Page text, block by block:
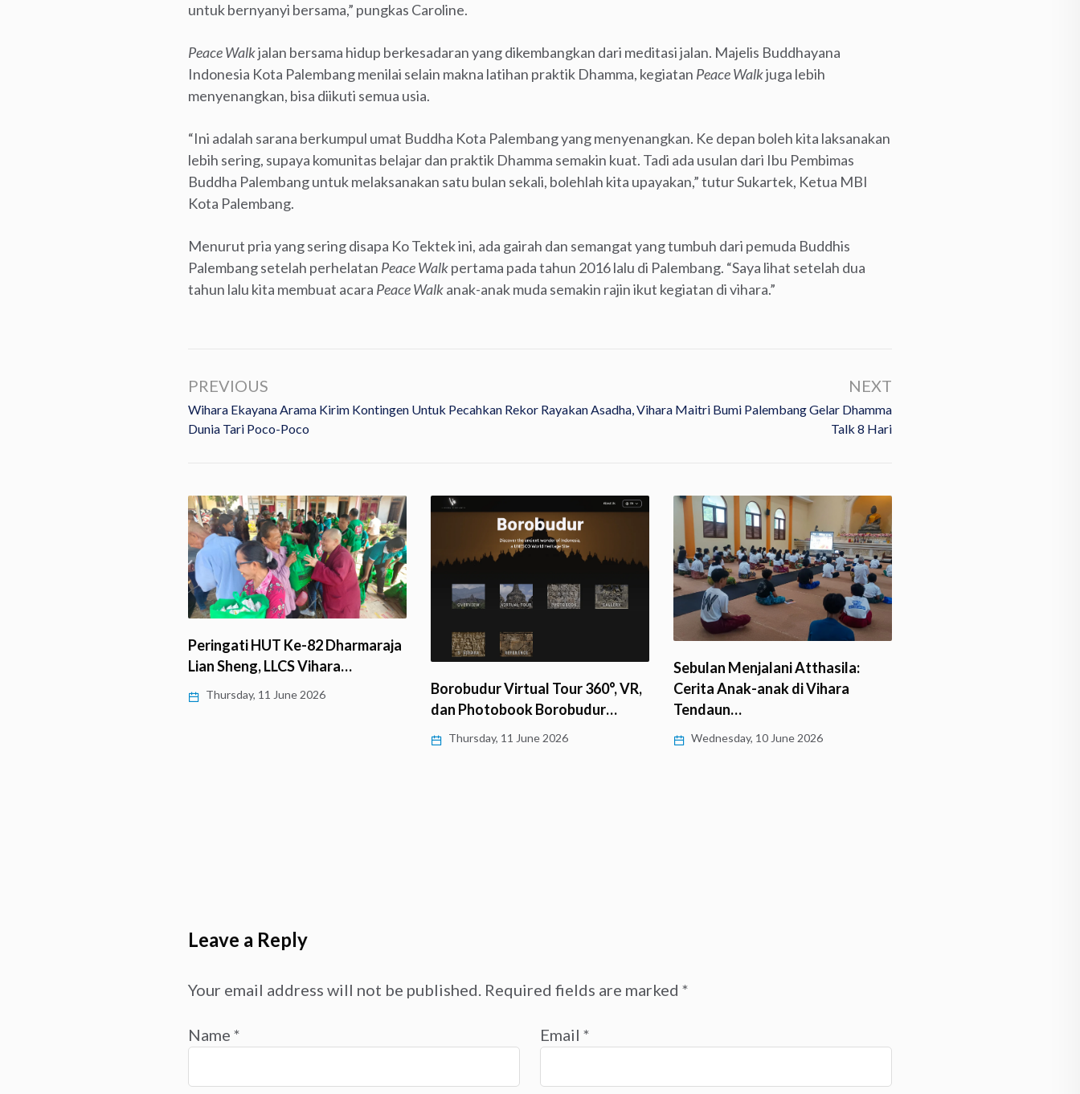
untuk bernyanyi bersama,” pungkas Caroline.
Peace Walkjalan bersama hidup berkesadaran yang dikembangkan dari meditasi jalan. Majelis Buddhayana
Indonesia Kota Palembang menilai selain makna latihan praktik Dhamma, kegiatan Peace Walkjuga lebih
menyenangkan, bisa diikuti semua usia.
“Ini adalah sarana berkumpul umat Buddha Kota Palembang yang menyenangkan. Ke depan boleh kita laksanakan
lebih sering, supaya komunitas belajar dan praktik Dhamma semakin kuat. Tadi ada usulan dari Ibu Pembimas
Buddha Palembang untuk melaksanakan satu bulan sekali, bolehlah kita upayakan,” tutur Sukartek, Ketua MBI
Kota Palembang.
Menurut pria yang sering disapa Ko Tektek ini, ada gairah dan semangat yang tumbuh dari pemuda Buddhis
Palembang setelah perhelatan Peace Walkpertama pada tahun 2016 lalu di Palembang. “Saya lihat setelah dua
tahun lalu kita membuat acara Peace Walkanak-anak muda semakin rajin ikut kegiatan di vihara.”
PREVIOUS
Wihara Ekayana Arama Kirim Kontingen Untuk Pecahkan Rekor
Dunia Tari Poco-Poco
NEXT
Rayakan Asadha, Vihara Maitri Bumi Palembang Gelar Dhamma
Talk 8 Hari
Peringati HUT Ke-82 Dharmaraja
Lian Sheng, LLCS Vihara…
Thursday, 11 June 2026
Borobudur Virtual Tour 360°, VR,
dan Photobook Borobudur…
Thursday, 11 June 2026
Sebulan Menjalani Atthasila:
Cerita Anak-anak di Vihara
Tendaun…
Wednesday, 10 June 2026
Leave a Reply
Your email address will not be published. Required fields are marked *
Name * Email *